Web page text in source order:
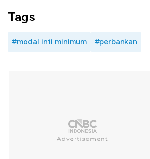
Tags
#modal inti minimum #perbankan